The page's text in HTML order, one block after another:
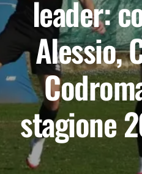
leader:
Alessio,
stagione